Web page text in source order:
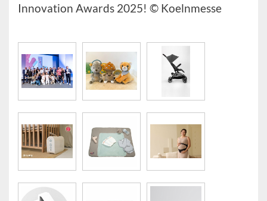
Innovation Awards 2025! © Koelnmesse